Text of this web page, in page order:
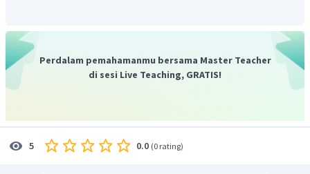
Jadi, arus saat 60º adalah 122,5 mA.
Perdalam pemahamanmu bersama Master Teacher
di sesi Live Teaching, GRATIS!
5 0.0 (0 rating)